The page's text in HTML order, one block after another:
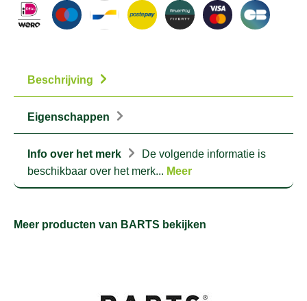
Beschrijving
Eigenschappen
Info over het merk
De volgende informatie is
beschikbaar over het merk... Meer
Meer producten van BARTS bekijken